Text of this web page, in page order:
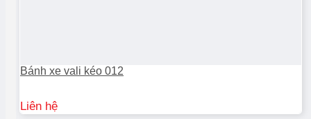
Bánh xe vali kéo 012
Liên hệ